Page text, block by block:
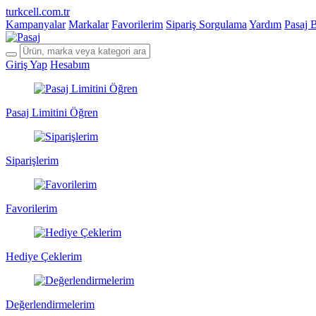
turkcell.com.tr
Kampanyalar Markalar Favorilerim Sipariş Sorgulama Yardım Pasaj
Giriş Yap Hesabım
Pasaj Limitini Öğren
Siparişlerim
Favorilerim
Hediye Çeklerim
Değerlendirmelerim